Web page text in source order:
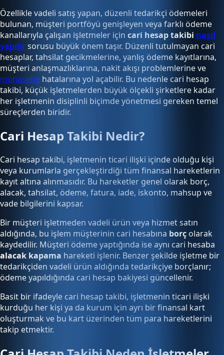
Özellikle vadeli satış yapan, düzenli tedarikçi ödemeleri
bulunan, müşteri portföyü genişleyen veya farklı ödeme
kanallarıyla çalışan işletmeler için cari hesap takibi nasıl
yapılırsorusu büyük önem taşır. Düzenli tutulmayan cari
hesaplar, tahsilat gecikmelerine, yanlış ödeme kayıtlarına,
müşteri anlaşmazlıklarına, nakit akışı problemlerine ve
muhasebe hatalarına yol açabilir. Bu nedenle cari hesap
takibi, küçük işletmelerden büyük ölçekli şirketlere kadar
her işletmenin disiplinli biçimde yönetmesi gereken temel
süreçlerden biridir.
Cari Hesap Takibi Nedir?
Cari hesap takibi, işletmenin ticari ilişki içinde olduğu kişi
veya kurumlarla gerçekleştirdiği tüm finansal hareketlerin
kayıt altına alınmasıdır. Bu hareketler genel olarak borç,
alacak, tahsilat, ödeme, fatura, iade, iskonto, mahsup ve
vade bilgilerini kapsar.
Bir müşteri işletmeden vadeli ürün veya hizmet satın
aldığında, bu işlem müşterinin cari hesabına borç olarak
kaydedilir. Müşteri ödeme yaptığında ise aynı cari hesaba
alacak kapama hareketi işlenir. Benzer şekilde işletme bir
tedarikçiden vadeli ürün aldığında tedarikçiye borçlanır;
ödeme yapıldığında cari hesap bakiyesi güncellenir.
Basit bir ifadeyle cari hesap takibi, işletmenin ticari ilişki
kurduğu her kişi ya da kurum için ayrı bir finansal kart
oluşturmak ve bu kart üzerinden tüm para hareketlerini
takip etmektir.